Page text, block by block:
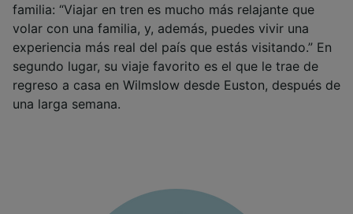
familia: “Viajar en tren es mucho más relajante que
volar con una familia, y, además, puedes vivir una
experiencia más real del país que estás visitando.” En
segundo lugar, su viaje favorito es el que le trae de
regreso a casa en Wilmslow desde Euston, después de
una larga semana.